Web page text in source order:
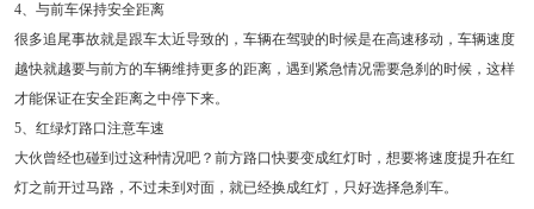
4、与前车保持安全距离
很多追尾事故就是跟车太近导致的，车辆在驾驶的时候是在高速移动，车辆速度
越快就越要与前方的车辆维持更多的距离，遇到紧急情况需要急刹的时候，这样
才能保证在安全距离之中停下来。
5、红绿灯路口注意车速
大伙曾经也碰到过这种情况吧？前方路口快要变成红灯时，想要将速度提升在红
灯之前开过马路，不过未到对面，就已经换成红灯，只好选择急刹车。